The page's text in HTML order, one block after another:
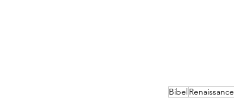
BibelRenaissance